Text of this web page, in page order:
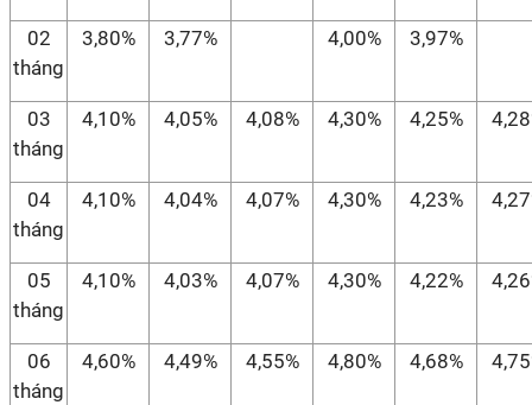
02
tháng
3,80% 3,77% 4,00% 3,97%
03
tháng
4,10% 4,05% 4,08% 4,30% 4,25%
04
tháng
4,10% 4,04% 4,07% 4,30% 4,23%
05
tháng
4,10% 4,03% 4,07% 4,30% 4,22%
06
tháng
4,60% 4,49% 4,55% 4,80% 4,68%